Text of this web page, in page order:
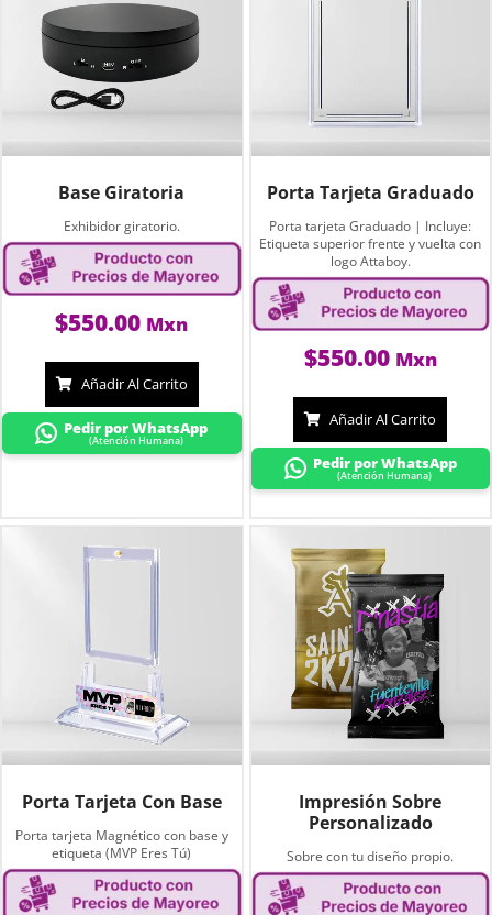
Base Giratoria
Exhibidor giratorio.
$550.00 Mxn
Añadir Al Carrito
Pedir por WhatsApp
(Atención Humana)
Porta Tarjeta Graduado
Porta tarjeta Graduado | Incluye:
Etiqueta superior frente y vuelta con
logo Attaboy.
$550.00 Mxn
Añadir Al Carrito
Pedir por WhatsApp
(Atención Humana)
Porta Tarjeta Con Base
Porta tarjeta Magnético con base y
etiqueta (MVP Eres Tú)
Impresión Sobre
Personalizado
Sobre con tu diseño propio.